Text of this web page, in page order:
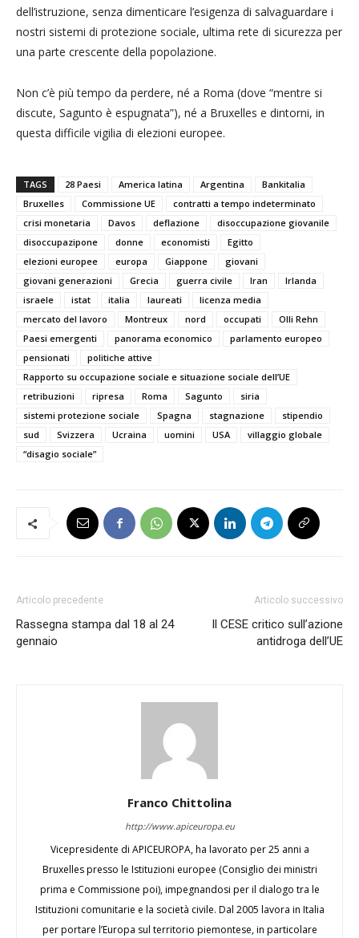
dell’istruzione, senza dimenticare l’esigenza di salvaguardare i
nostri sistemi di protezione sociale, ultima rete di sicurezza per
una parte crescente della popolazione.
Non c’è più tempo da perdere, né a Roma (dove “mentre si
discute, Sagunto è espugnata”), né a Bruxelles e dintorni, in
questa difficile vigilia di elezioni europee.
TAGS 28 Paesi America latina Argentina
Bankitalia
Bruxelles
Commissione UE
contratti a tempo indeterminato
crisi monetaria
Davos deflazione
disoccupazione giovanile
disoccupazipone
donne economisti
Egitto
elezioni europee
europa Giappone
giovani
giovani generazioni
Grecia guerra civile Iran
Irlanda
israele
istat italia laureati
licenza media
mercato del lavoro
Montreux nord occupati
Olli Rehn
Paesi emergenti
panorama economico
parlamento europeo
pensionati
politiche attive
Rapporto su occupazione sociale e situazione sociale dell’UE
retribuzioni
ripresa Roma Sagunto
siria
sistemi protezione sociale
Spagna stagnazione
stipendio
sud
Svizzera Ucraina uomini USA
villaggio globale
“disagio sociale”
Articolo precedente
Rassegna stampa dal 18 al 24
gennaio
Articolo successivo
Il CESE critico sull’azione
antidroga dell’UE
Franco Chittolina
http://www.apiceuropa.eu
Vicepresidente di APICEUROPA, ha lavorato per 25 anni a
Bruxelles presso le Istituzioni europee (Consiglio dei ministri
prima e Commissione poi), impegnandosi per il dialogo tra le
Istituzioni comunitarie e la società civile. Dal 2005 lavora in Italia
per portare l’Europa sul territorio piemontese, in particolare